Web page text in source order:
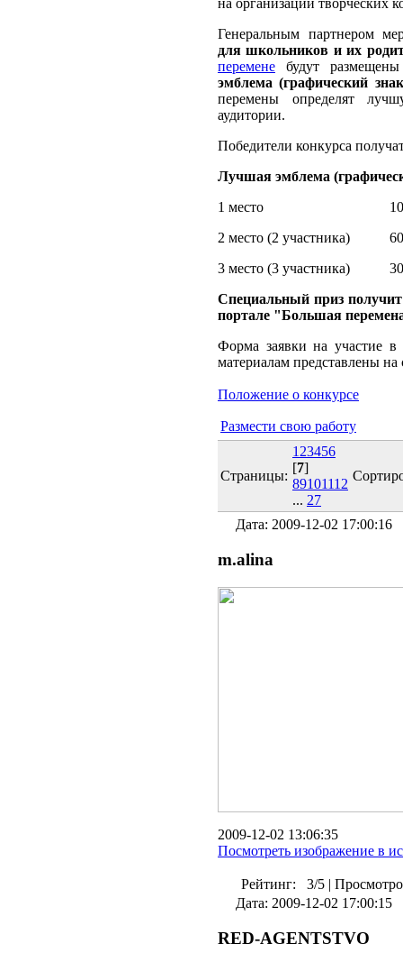
на организации творческих
Генеральным партнером
для школьников и их
перемене будут
эмблема (графический
перемены определят
аудитории.
Победители конкурса
Лучшая эмблема
1 место 100000
2 место (2 участника)
3 место (3 участника)
Специальный приз получит
портале "Большая
Форма заявки на участие в
материалам представлены на
Положение о конкурсе
Размести свою работу
Страницы:
123456
[7]
89101112
... 27
Дата: 2009-12-02 17:00:16
m.alina
2009-12-02 13:06:35
Посмотреть изображение в
Рейтинг: 3/5 |
Дата: 2009-12-02 17:00:15
RED-AGENTSTVO